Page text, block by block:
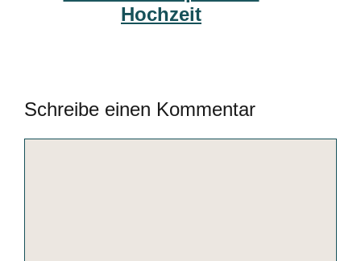
Hochzeit
Schreibe einen Kommentar